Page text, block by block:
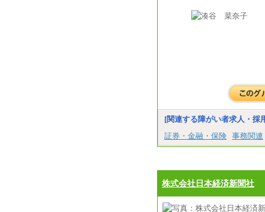
[関連する障がい者求人・採
証券・金融・保険 事務関連
株式会社日本経済新聞社